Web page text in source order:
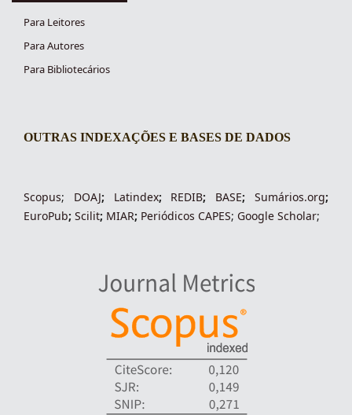
Para Leitores
Para Autores
Para Bibliotecários
indexacoes-fronteiras
OUTRAS INDEXAÇÕES E BASES DE DADOS
Scopus; DOAJ; Latindex; REDIB; BASE;Sumários.org;
EuroPub; Scilit; MIAR; Periódicos CAPES; Google Scholar;
indexadores-fronteiras